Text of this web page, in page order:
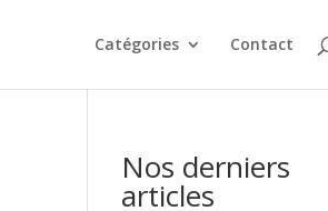
Catégories Contact
Nos derniers
articles